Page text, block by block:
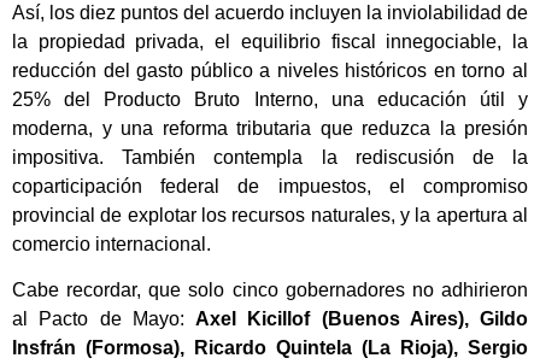
Así, los diez puntos del acuerdo incluyen la inviolabilidad de
la propiedad privada, el equilibrio fiscal innegociable, la
reducción del gasto público a niveles históricos en torno al
25% del Producto Bruto Interno, una educación útil y
moderna, y una reforma tributaria que reduzca la presión
impositiva. También contempla la rediscusión de la
coparticipación federal de impuestos, el compromiso
provincial de explotar los recursos naturales, y la apertura al
comercio internacional.
Cabe recordar, que solo cinco gobernadores no adhirieron
al Pacto de Mayo: Axel Kicillof (Buenos Aires), Gildo
Insfrán (Formosa), Ricardo Quintela (La Rioja), Sergio